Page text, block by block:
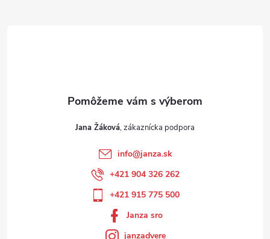
Jana Žáková
info@janza.sk
+421 904 326 262
+421 915 775 500
Janza sro
janzadvere